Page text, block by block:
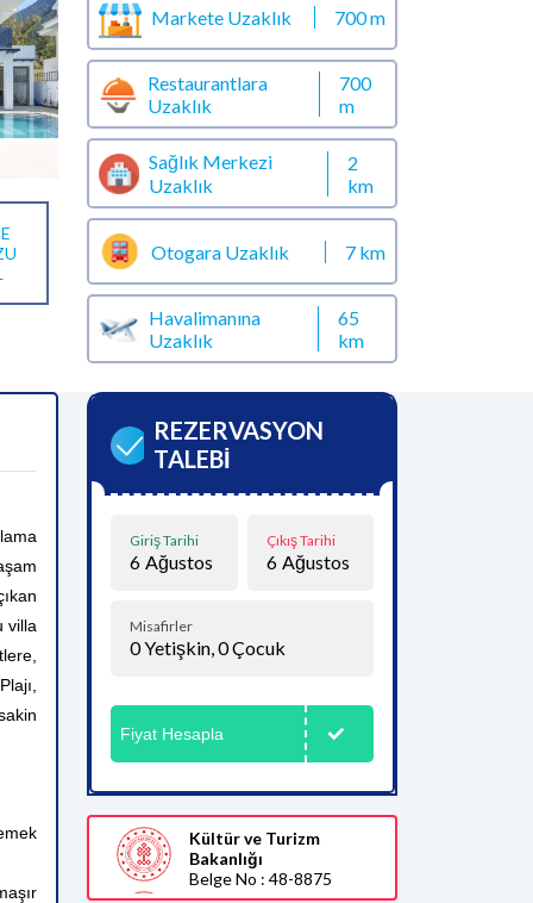
Markete Uzaklık 700 m
Restaurantlara
Uzaklık
700
m
Sağlık Merkezi
Uzaklık
2
km
Otogara Uzaklık 7 km
Havalimanına
Uzaklık
65
km
villa
REZERVASYON
TALEBİ
Giriş Tarihi
6 Ağustos
Çıkış Tarihi
6 Ağustos
Misafirler
0Yetişkin,0Çocuk
Fiyat Hesapla
Kültür ve Turizm
Bakanlığı
Belge No : 48-8875